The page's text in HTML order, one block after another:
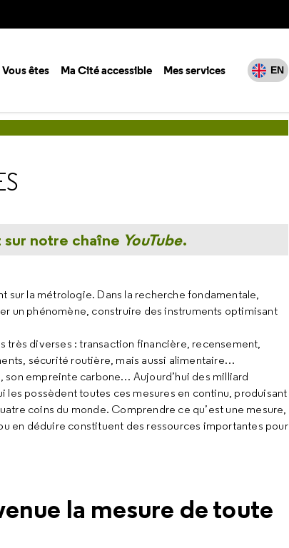
Vous êtes Ma Cité accessible Mes services EN
notre chaîne YouTube.
sur la métrologie. Dans la recherche fondamentale,
un phénomène, construire des instruments optimisant
très diverses : transaction financière, recensement,
sécurité routière, mais aussi alimentaire…
son empreinte carbone… Aujourd’hui des milliard
les possèdent toutes ces mesures en continu, produisant
coins du monde. Comprendre ce qu’est une mesure,
en déduire constituent des ressources importantes pour
la mesure de toute